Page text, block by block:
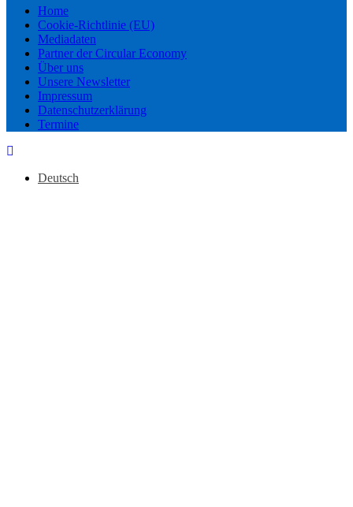
Home
Cookie-Richtlinie (EU)
Mediadaten
Partner der Circular Economy
Über uns
Unsere Newsletter
Impressum
Datenschutzerklärung
Termine
Deutsch